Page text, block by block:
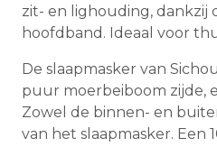
zit- en lighouding, dankzij
hoofdband. Ideaal voor
De slaapmasker van
puur moerbeiboom zijde,
Zowel de binnen- en
van het slaapmasker. Een